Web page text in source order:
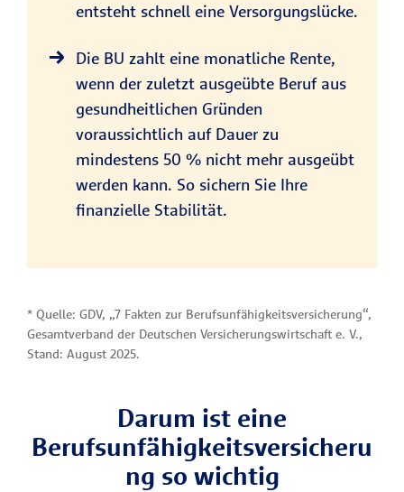
entsteht schnell eine Versorgungslücke.
Die BU zahlt eine monatliche Rente,
wenn der zuletzt ausgeübte Beruf aus
gesundheitlichen Gründen
voraussichtlich auf Dauer zu
mindestens 50 % nicht mehr ausgeübt
werden kann. So sichern Sie Ihre
finanzielle Stabilität.
* Quelle: GDV, „7 Fakten zur Berufsunfähigkeitsversicherung“,
Gesamtverband der Deutschen Versicherungswirtschaft e. V.,
Stand: August 2025.
Darum ist eine
Berufsunfähigkeitsversicheru
ng so wichtig